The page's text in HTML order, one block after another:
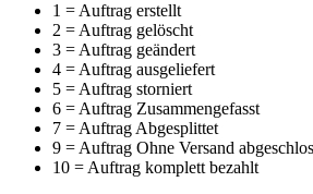
1 = Auftrag erstellt
2 = Auftrag gelöscht
3 = Auftrag geändert
4 = Auftrag ausgeliefert
5 = Auftrag storniert
6 = Auftrag Zusammengefasst
7 = Auftrag Abgesplittet
9 = Auftrag Ohne Versand
10 = Auftrag komplett bezahlt